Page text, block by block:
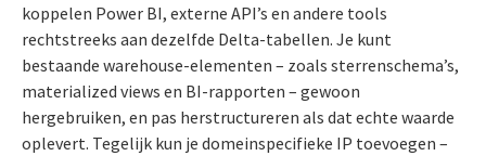
koppelen Power BI, externe API’s en andere tools
rechtstreeks aan dezelfde Delta-tabellen. Je kunt
bestaande warehouse-elementen – zoals sterrenschema’s,
materialized views en BI-rapporten – gewoon
hergebruiken, en pas herstructureren als dat echte waarde
oplevert. Tegelijk kun je domeinspecifieke IP toevoegen –